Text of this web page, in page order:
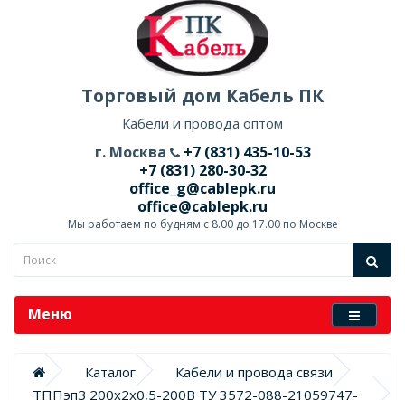
Торговый дом Кабель ПК
Кабели и провода оптом
г. Москва
+7 (831) 435-10-53
+7 (831) 280-30-32
office_g@cablepk.ru
office@cablepk.ru
Мы работаем по будням с 8.00 до 17.00 по Москве
Меню
Каталог
Кабели и провода связи
ТППэпЗ 200х2х0,5-200В ТУ 3572-088-21059747-